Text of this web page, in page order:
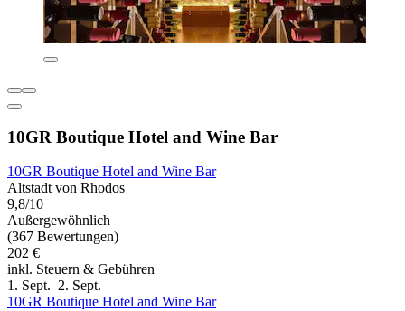
10GR Boutique Hotel and Wine Bar
10GR Boutique Hotel and Wine Bar
Altstadt von Rhodos
9,8/10
Außergewöhnlich
(367 Bewertungen)
202 €
inkl. Steuern & Gebühren
1. Sept.–2. Sept.
10GR Boutique Hotel and Wine Bar